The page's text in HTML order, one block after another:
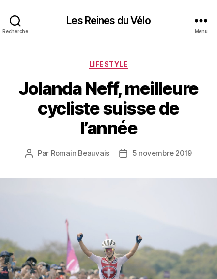
Recherche
Les Reines du Vélo
Menu
Catégories
LIFESTYLE
Jolanda Neff, meilleure
cycliste suisse de
l’année
Auteur
Par Romain Beauvais
Date5 novembre 2019